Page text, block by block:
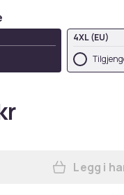
4XL (EU)
Legg i